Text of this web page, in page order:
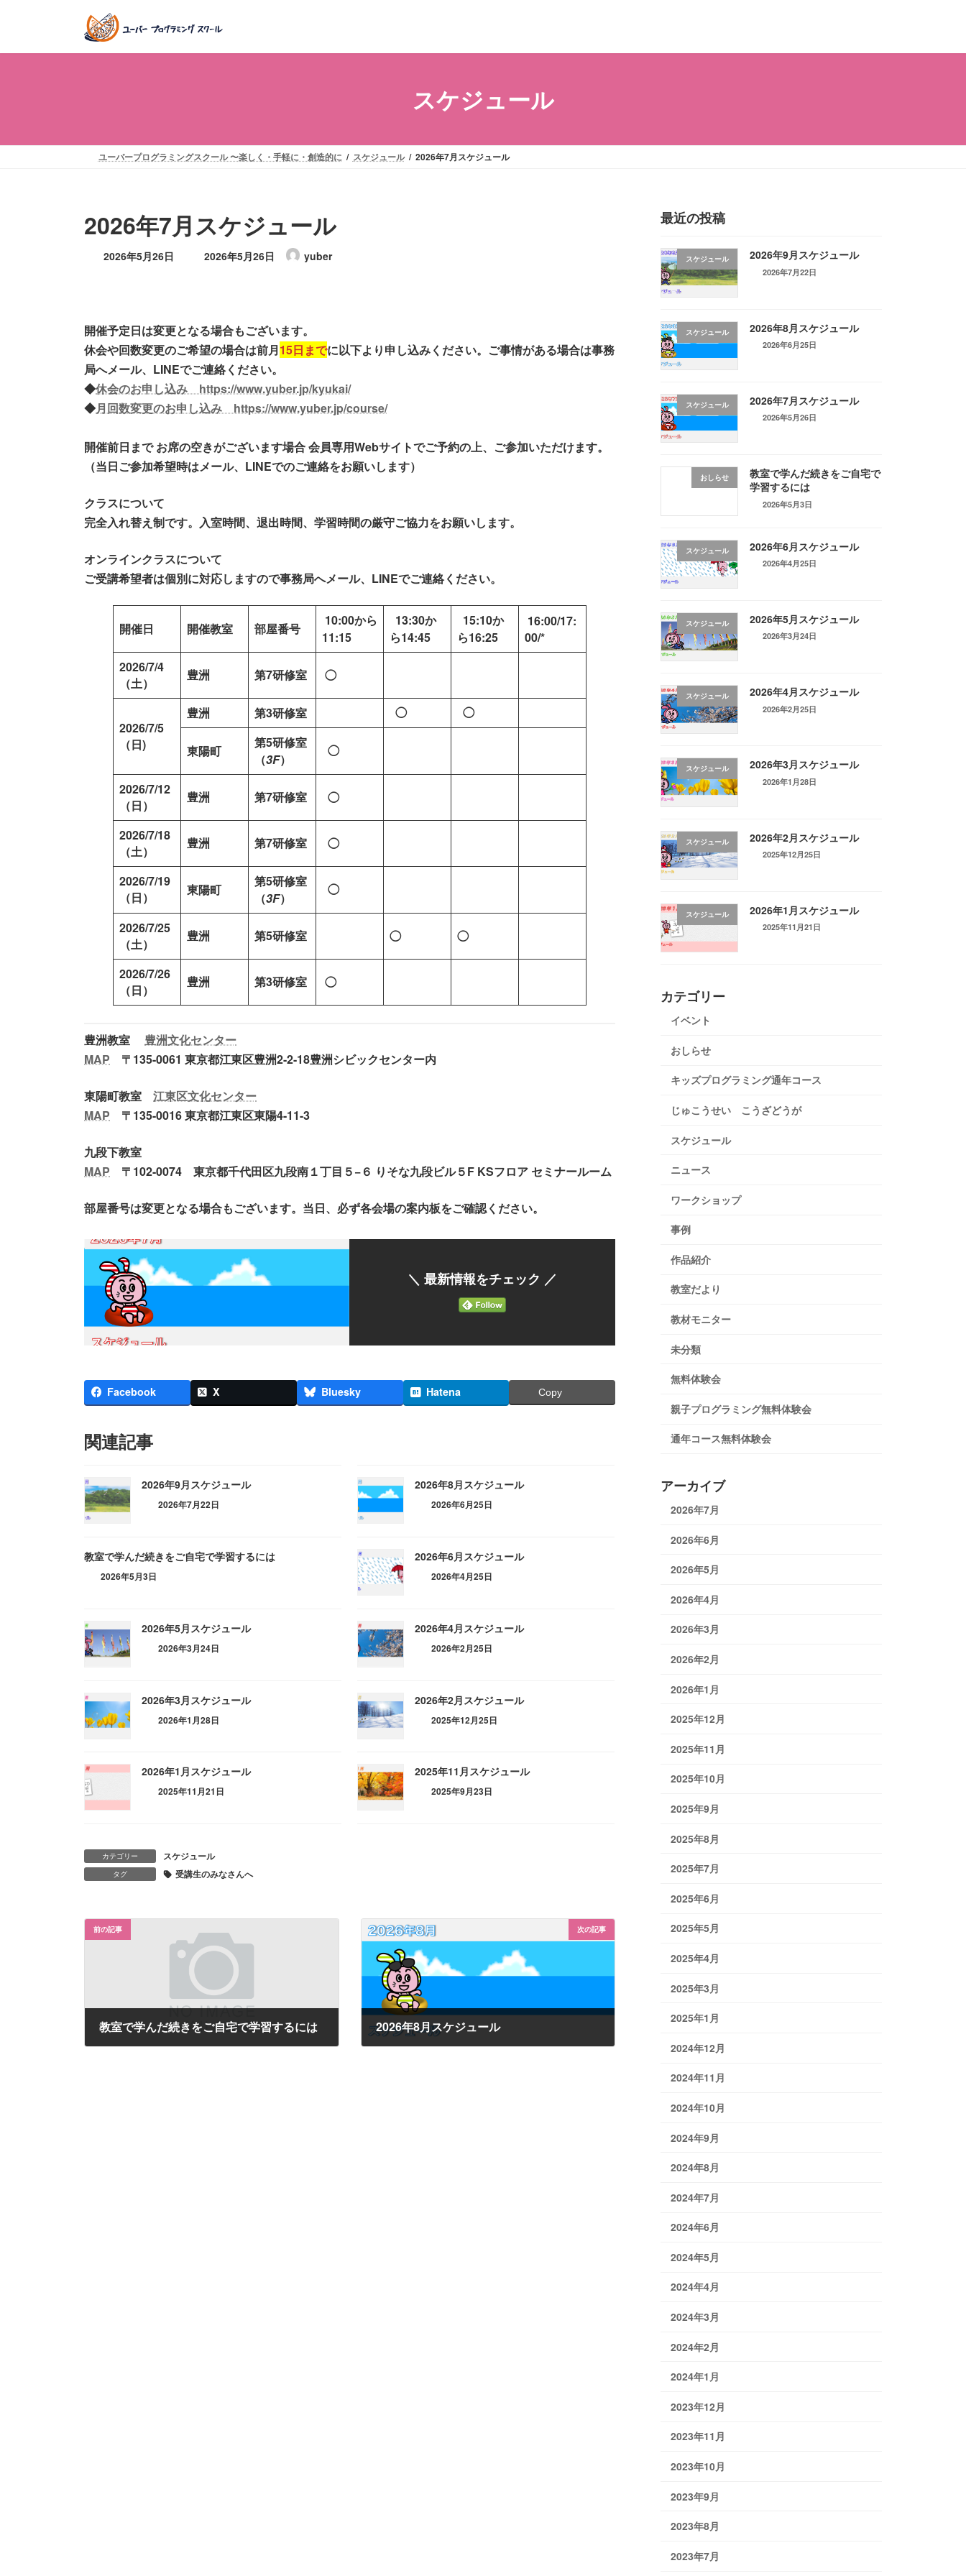
ッ
移
スケジュール
ユーバープログラミングスクール 〜楽しく・手軽に・創造的に スケジュール 2026年7月スケジュール
2026年7月スケジュール
2026年5月26日
最
時
:
2026年5月26日 yuber
開催予定日は変更となる場合もございます。
休会や回数変更のご希望の場合は前月15日までに以下より申し込みください。ご事情がある場合は事務
局へメール、LINEでご連絡ください。
◆休会のお申し込み https://www.yuber.jp/kyukai/
◆月回数変更のお申し込み https://www.yuber.jp/course/
開催前日までお席の空きがございます場合 会員専用Webサイトでご予約の上、ご参加いただけます。
（当日ご参加希望時はメール、LINEでのご連絡をお願いします）
クラスについて
完全入れ替え制です。入室時間、退出時間、学習時間の厳守ご協力をお願いします。
オンラインクラスについて
ご受講希望者は個別に対応しますので事務局へメール、LINEでご連絡ください。
開催日 開催教室 部屋番号
10:00から
11:15
13:30か
ら14:45
15:10か
ら16:25
16:00/17:
00/*
2026/7/4
（土）
豊洲 第7研修室 ◯
2026/7/5
（日)
豊洲 第3研修室 ◯ ◯
東陽町
第5研修室
（3F）
◯
2026/7/12
（日）
豊洲 第7研修室 ◯
2026/7/18
（土）
豊洲 第7研修室 ◯
2026/7/19
（日）
東陽町
第5研修室
（3F）
◯
2026/7/25
（土）
豊洲 第5研修室 ◯ ◯
2026/7/26
（日）
豊洲 第3研修室 ◯
豊洲教室 豊洲文化センター
MAP 〒135-0061 東京都江東区豊洲2-2-18豊洲シビックセンター内
東陽町教室 江東区文化センター
MAP 〒135-0016 東京都江東区東陽4-11-3
九段下教室
MAP 〒102-0074 東京都千代田区九段南１丁目５−６ りそな九段ビル５F KSフロア セミナールーム
部屋番号は変更となる場合もございます。当日、必ず各会場の案内板をご確認ください。
＼ 最新情報をチェック ／
Facebook X Bluesky Hatena Copy
関連記事
2026年9月スケジュール
2026年7月22日
2026年8月スケジュール
2026年6月25日
教室で学んだ続きをご自宅で学習するには
2026年5月3日
2026年6月スケジュール
2026年4月25日
2026年5月スケジュール
2026年3月24日
2026年4月スケジュール
2026年2月25日
2026年3月スケジュール
2026年1月28日
2026年2月スケジュール
2025年12月25日
2026年1月スケジュール
2025年11月21日
2025年11月スケジュール
2025年9月23日
カテゴリー スケジュール
タグ 受講生のみなさんへ
前の記事
教室で学んだ続きをご自宅で学習するには
次の記事
2026年8月スケジュール
最近の投稿
スケジュール 2026年9月スケジュール
2026年7月22日
スケジュール 2026年8月スケジュール
2026年6月25日
スケジュール 2026年7月スケジュール
2026年5月26日
おしらせ
教室で学んだ続きをご自宅で
学習するには
2026年5月3日
スケジュール 2026年6月スケジュール
2026年4月25日
スケジュール 2026年5月スケジュール
2026年3月24日
スケジュール 2026年4月スケジュール
2026年2月25日
スケジュール 2026年3月スケジュール
2026年1月28日
スケジュール 2026年2月スケジュール
2025年12月25日
スケジュール 2026年1月スケジュール
2025年11月21日
カテゴリー
イベント
おしらせ
キッズプログラミング通年コース
じゅこうせい こうざどうが
スケジュール
ニュース
ワークショップ
事例
作品紹介
教室だより
教材モニター
未分類
無料体験会
親子プログラミング無料体験会
通年コース無料体験会
アーカイブ
2026年7月
2026年6月
2026年5月
2026年4月
2026年3月
2026年2月
2026年1月
2025年12月
2025年11月
2025年10月
2025年9月
2025年8月
2025年7月
2025年6月
2025年5月
2025年4月
2025年3月
2025年1月
2024年12月
2024年11月
2024年10月
2024年9月
2024年8月
2024年7月
2024年6月
2024年5月
2024年4月
2024年3月
2024年2月
2024年1月
2023年12月
2023年11月
2023年10月
2023年9月
2023年8月
2023年7月